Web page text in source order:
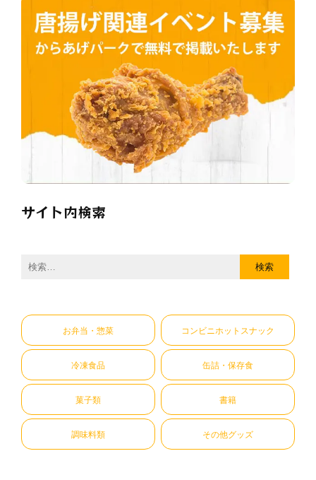
サイト内検索
検
お弁当・惣菜 コンビニホットスナック
冷凍食品 缶詰・保存食
菓子類 書籍
調味料類 その他グッズ